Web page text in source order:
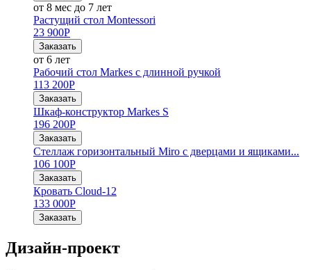
от 8 мес до 7 лет
Растущий стол Montessori
23 900Р
Заказать
от 6 лет
Рабочий стол Markes с длинной ручкой
113 200Р
Заказать
Шкаф-конструктор Markes S
196 200Р
Заказать
Стеллаж горизонтальный Miro с дверцами и ящиками...
106 100Р
Заказать
Кровать Cloud-12
133 000Р
Заказать
Дизайн-проект